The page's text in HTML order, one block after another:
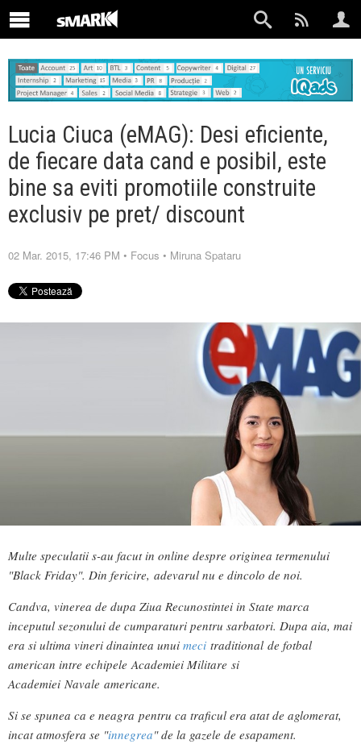
Lucia Ciuca (eMAG): Desi eficiente,
de fiecare data cand e posibil, este
bine sa eviti promotiile construite
exclusiv pe pret/ discount
02 Mar. 2015, 17:46 PM • Focus • Miruna Spataru
Multe speculatii s-au facut in online despre originea termenului
"Black Friday". Din fericire, adevarul nu e dincolo de noi.
Candva, vinerea de dupa Ziua Recunostintei in State marca
inceputul sezonului de cumparaturi pentru sarbatori. Dupa aia, mai
era si ultima vineri dinaintea unui meci traditional de fotbal
american intre echipele Academiei Militare si
Academiei Navale americane.
Si se spunea ca e neagra pentru ca traficul era atat de aglomerat,
incat atmosfera se "innegrea" de la gazele de esapament.